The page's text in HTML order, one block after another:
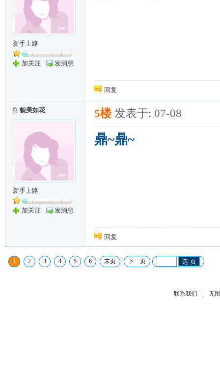
新手上路
加关注 发消息
回复
貌美如花
新手上路
加关注 发消息
5楼 发表于: 07-08
鼎~鼎~
回复
1 2 3 4 5 6 末页 下一页 选 页
联系我们 | 无